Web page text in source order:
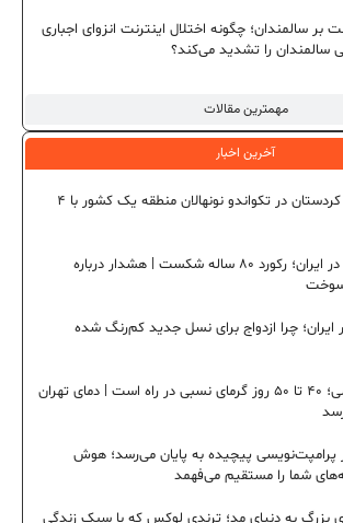
مهمترین مقالات
بر سالمندان؛ چگونه اختلال اینترنت انزوای اجباری
سالمندان را تشدید می‌کند؟
آخرین اخبار
قهرمانی دختران کردستان در تکواندو نونهالان منطقه یک کشور با ۴
تورم ۶۶ درصدی در ایران؛ رکورد ۸۰ ساله شکست | هشدار درباره
چرا ازدواج برای نسل جدید کم‌رنگ شده
هشدار هواشناسی؛ ۴۰ تا ۵۰ روز گرمای نسبی در راه است | دمای تهران
پیچیده به پایان می‌رسد؛ هوش
شما را مستقیم می‌فهمد
بزرگ به دنیای مد؛ ترندی لوکس که با سبک زندگی